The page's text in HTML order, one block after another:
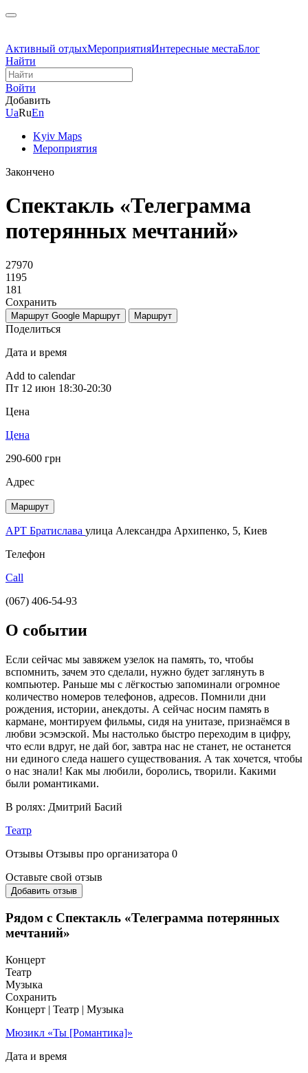
Активный отдыхМероприятияИнтересные местаБлог
Найти
Войти
Добавить
UaRuEn
Kyiv Maps
Мероприятия
Закончено
Спектакль «Телеграмма
потерянных мечтаний»
27970
1195
181
Сохранить
Маршрут Google Маршрут Маршрут
Поделиться
Дата и время
Add to calendar
Пт 12 июн 18:30-20:30
Цена
Цена
290-600 грн
Адрес
Маршрут
АРТ Братислава улица Александра Архипенко, 5, Киев
Телефон
Call
(067) 406-54-93
О событии
Если сейчас мы завяжем узелок на память, то, чтобы
вспомнить, зачем это сделали, нужно будет заглянуть в
компьютер. Раньше мы с лёгкостью запоминали огромное
количество номеров телефонов, адресов. Помнили дни
рождения, истории, анекдоты. А сейчас носим память в
кармане, монтируем фильмы, сидя на унитазе, признаёмся в
любви эсэмэской. Мы настолько быстро переходим в цифру,
что если вдруг, не дай бог, завтра нас не станет, не останется
ни единого следа нашего существования. А так хочется, чтобы
о нас знали! Как мы любили, боролись, творили. Какими
были романтиками.
В ролях: Дмитрий Басий
Театр
Отзывы Отзывы про организатора 0
Оставьте свой отзыв
Добавить отзыв
Рядом с Спектакль «Телеграмма потерянных
мечтаний»
Концерт
Театр
Музыка
Сохранить
Концерт | Театр | Музыка
Мюзикл «Ты [Романтика]»
Дата и время